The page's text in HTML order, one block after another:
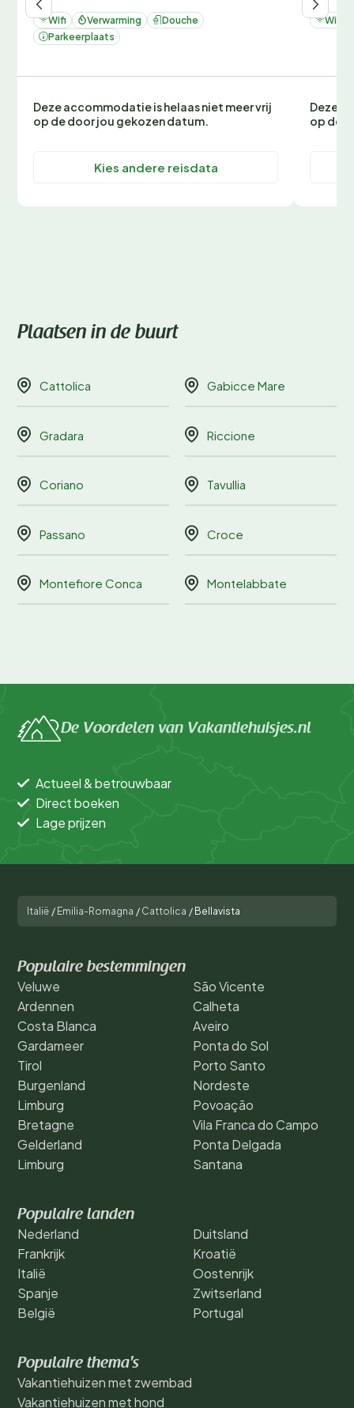
Wifi Verwarming
Douche
Parkeerplaats
Deze accommodatie is helaas niet meer vrij
op de door jou gekozen datum.
Kies andere reisdata
Wifi
Deze
op de
Plaatsen in de buurt
Cattolica Gabicce Mare
Gradara Riccione
Coriano Tavullia
Passano Croce
Montefiore Conca Montelabbate
De Voordelen van Vakantiehuisjes.nl
Actueel & betrouwbaar
Direct boeken
Lage prijzen
Italië / Emilia-Romagna / Cattolica / Bellavista
Populaire bestemmingen
Veluwe
Ardennen
Costa Blanca
Gardameer
Tirol
Burgenland
Limburg
Bretagne
Gelderland
Limburg
São Vicente
Calheta
Aveiro
Ponta do Sol
Porto Santo
Nordeste
Povoação
Vila Franca do Campo
Ponta Delgada
Santana
Populaire landen
Nederland
Frankrijk
Italië
Spanje
België
Duitsland
Kroatië
Oostenrijk
Zwitserland
Portugal
Populaire thema's
Vakantiehuizen met zwembad
Vakantiehuizen met hond